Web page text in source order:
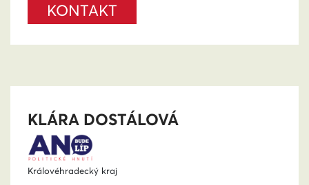
KONTAKT
KLÁRA DOSTÁLOVÁ
Královéhradecký kraj